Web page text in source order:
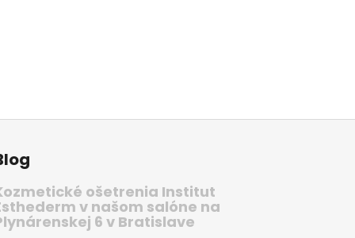
ošetrenia Institut
v našom salóne na
6 v Bratislave